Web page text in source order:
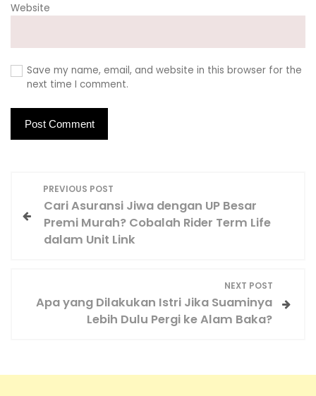
Website
Save my name, email, and website in this browser for the
next time I comment.
t
PREVIOUS POST
Cari Asuransi Jiwa dengan UP Besar
Premi Murah? Cobalah Rider Term Life
dalam Unit Link
NEXT POST
Apa yang Dilakukan Istri Jika Suaminya
Lebih Dulu Pergi ke Alam Baka?